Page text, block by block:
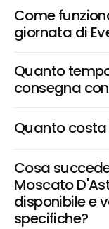
Come
giornata di
Quanto
consegna con
Quanto costa
Cosa
Moscato
disponibile e
specifiche?